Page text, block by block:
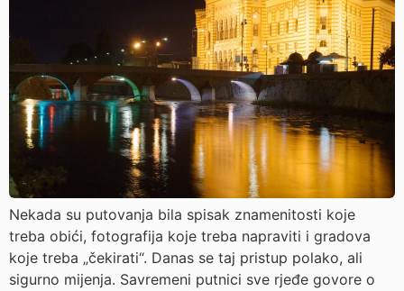
Nekada su putovanja bila spisak znamenitosti koje
treba obići, fotografija koje treba napraviti i gradova
koje treba „čekirati“. Danas se taj pristup polako, ali
sigurno mijenja. Savremeni putnici sve rjeđe govore o